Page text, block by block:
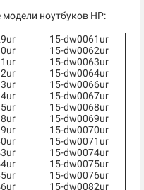
ноутбуков HP:
15-dw0061ur
15-dw0062ur
15-dw0063ur
15-dw0064ur
15-dw0066ur
15-dw0067ur
15-dw0068ur
15-dw0069ur
15-dw0070ur
15-dw0071ur
15-dw0074ur
15-dw0075ur
15-dw0076ur
15-dw0082ur